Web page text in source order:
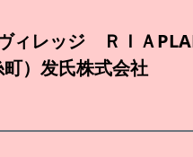
ィレッジ ＲＩＡ
）发氏株式会社